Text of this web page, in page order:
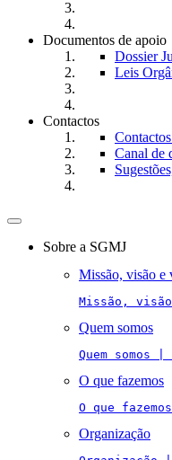
Documentos de apoio
Dossier
Leis
Contactos
Canal de
Toggle
navigationSobre a SGMJ
Missão, visão e
Missão,
Quem somos
Quem somos
O que fazemos
O que
Organização